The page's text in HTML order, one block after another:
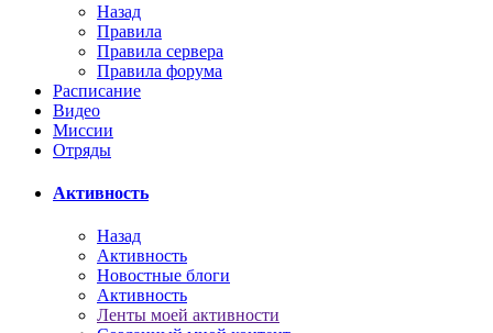
Назад
Правила
Правила сервера
Правила форума
Расписание
Видео
Миссии
Отряды
Активность
Назад
Активность
Новостные блоги
Активность
Ленты моей активности